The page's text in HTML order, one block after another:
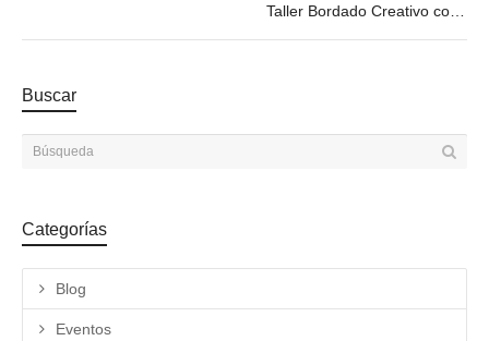
Taller Bordado Creativo con Martín Eluchans
Buscar
Categorías
Blog
Eventos